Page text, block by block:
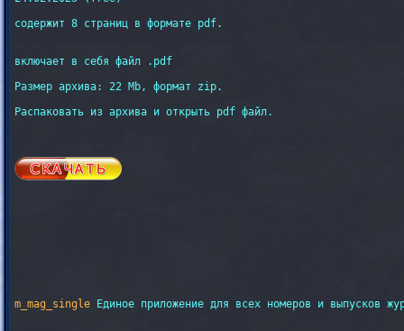
содержит 8 страниц в формате pdf.
включает в себя файл .pdf
Размер архива: 22 Mb, формат zip.
Распаковать из архива и открыть pdf файл.
m_mag_single Единое приложение для всех номеров и выпусков